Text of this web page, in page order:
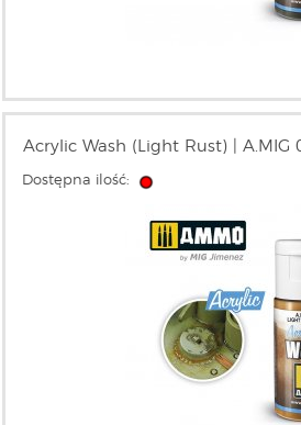
Acrylic Wash (Light Rust) | A.MIG
Dostępna ilość: